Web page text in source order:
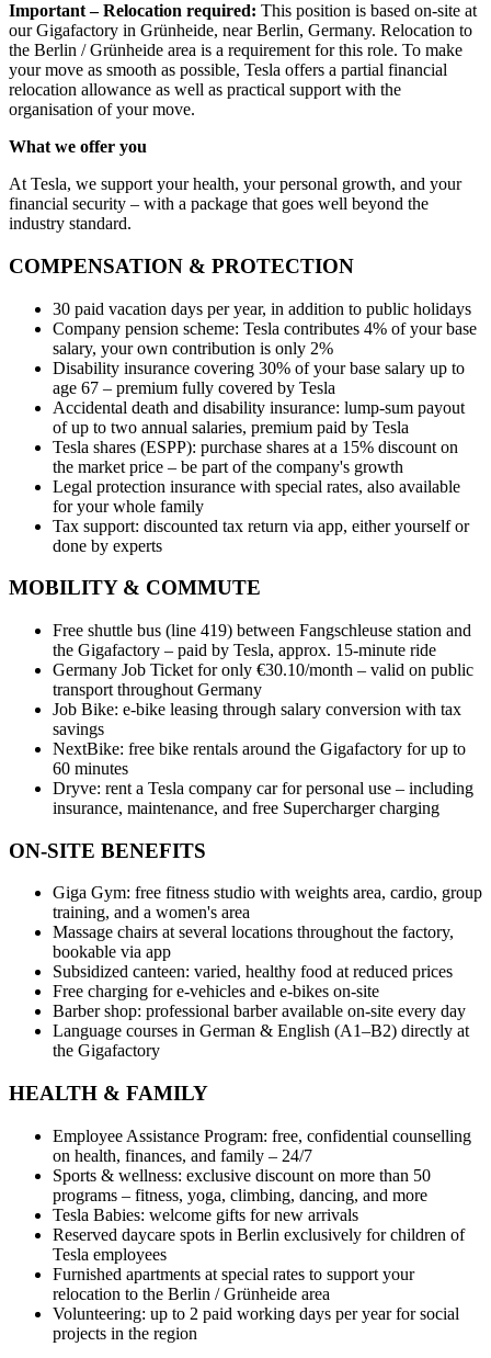
Important – Relocation required: This position is based on-site at
our Gigafactory in Grünheide, near Berlin, Germany. Relocation to
the Berlin / Grünheide area is a requirement for this role. To make
your move as smooth as possible, Tesla offers a partial financial
relocation allowance as well as practical support with the
organisation of your move.
What we offer you
At Tesla, we support your health, your personal growth, and your
financial security – with a package that goes well beyond the
industry standard.
COMPENSATION & PROTECTION
30 paid vacation days per year, in addition to public holidays
Company pension scheme: Tesla contributes 4% of your base
salary, your own contribution is only 2%
Disability insurance covering 30% of your base salary up to
age 67 – premium fully covered by Tesla
Accidental death and disability insurance: lump-sum payout
of up to two annual salaries, premium paid by Tesla
Tesla shares (ESPP): purchase shares at a 15% discount on
the market price – be part of the company's growth
Legal protection insurance with special rates, also available
for your whole family
Tax support: discounted tax return via app, either yourself or
done by experts
MOBILITY & COMMUTE
Free shuttle bus (line 419) between Fangschleuse station and
the Gigafactory – paid by Tesla, approx. 15-minute ride
Germany Job Ticket for only €30.10/month – valid on public
transport throughout Germany
Job Bike: e-bike leasing through salary conversion with tax
savings
NextBike: free bike rentals around the Gigafactory for up to
60 minutes
Dryve: rent a Tesla company car for personal use – including
insurance, maintenance, and free Supercharger charging
ON-SITE BENEFITS
Giga Gym: free fitness studio with weights area, cardio, group
training, and a women's area
Massage chairs at several locations throughout the factory,
bookable via app
Subsidized canteen: varied, healthy food at reduced prices
Free charging for e-vehicles and e-bikes on-site
Barber shop: professional barber available on-site every day
Language courses in German & English (A1–B2) directly at
the Gigafactory
HEALTH & FAMILY
Employee Assistance Program: free, confidential counselling
on health, finances, and family – 24/7
Sports & wellness: exclusive discount on more than 50
programs – fitness, yoga, climbing, dancing, and more
Tesla Babies: welcome gifts for new arrivals
Reserved daycare spots in Berlin exclusively for children of
Tesla employees
Furnished apartments at special rates to support your
relocation to the Berlin / Grünheide area
Volunteering: up to 2 paid working days per year for social
projects in the region